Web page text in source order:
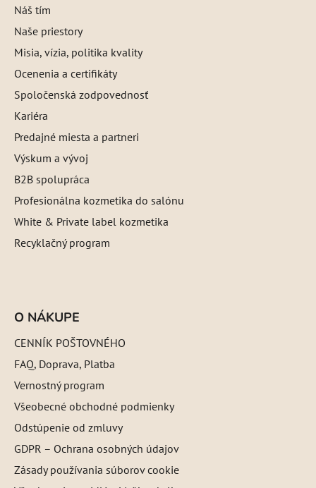
Náš tím
Naše priestory
Misia, vízia, politika kvality
Ocenenia a certifikáty
Spoločenská zodpovednosť
Kariéra
Predajné miesta a partneri
Výskum a vývoj
B2B spolupráca
Profesionálna kozmetika do salónu
White & Private label kozmetika
Recyklačný program
O NÁKUPE
CENNÍK POŠTOVNÉHO
FAQ, Doprava, Platba
Vernostný program
Všeobecné obchodné podmienky
Odstúpenie od zmluvy
GDPR – Ochrana osobných údajov
Zásady používania súborov cookie